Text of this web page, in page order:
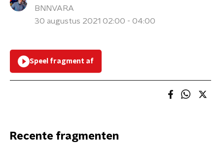
BNNVARA
30 augustus 2021 02:00 - 04:00
Speel fragment af
Recente fragmenten